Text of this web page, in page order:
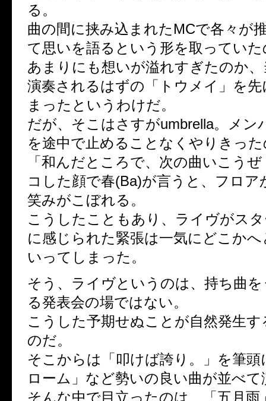
る。
曲の間に挟み込まれたMCで各々が
て思いを語るという形を取ってい
あまりにも想いが溢れすぎたのか
演奏されるはずの「トウメイ」を
まったというわけだ。
だが、そこはさすがumbrella。メン
を途中で止めることなくやりきっ
「和んだところで、次の曲いこう
コした顔で春(Ba)が言うと、フロア
笑みがこぼれる。
こうしたこともあり、ライヴがス
に感じられた緊張は一気にどこか
いってしまった。
そう、ライヴというのは、持ち曲
る発表会の場ではない。
こうした予期せぬことが自然発生
のだ。
そこからは「叩けば誇り。」を筆
ローム」など勢いの良い曲が並べ
そんな中で目立ったのは、「五月雨